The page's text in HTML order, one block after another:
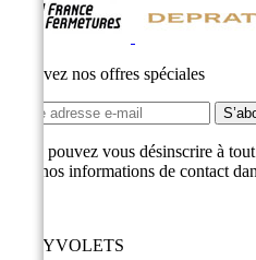
Recevez nos offres spéciales
Vous pouvez vous désinscrire à
cela nos informations de contact
EASYVOLETS